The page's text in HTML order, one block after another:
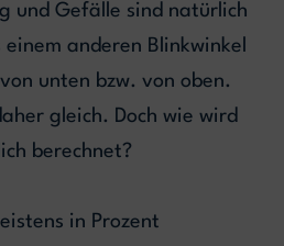
und Gefälle sind natürlich
anderen Blinkwinkel
unten bzw. von oben.
gleich. Doch wie wird
berechnet?
in Prozent